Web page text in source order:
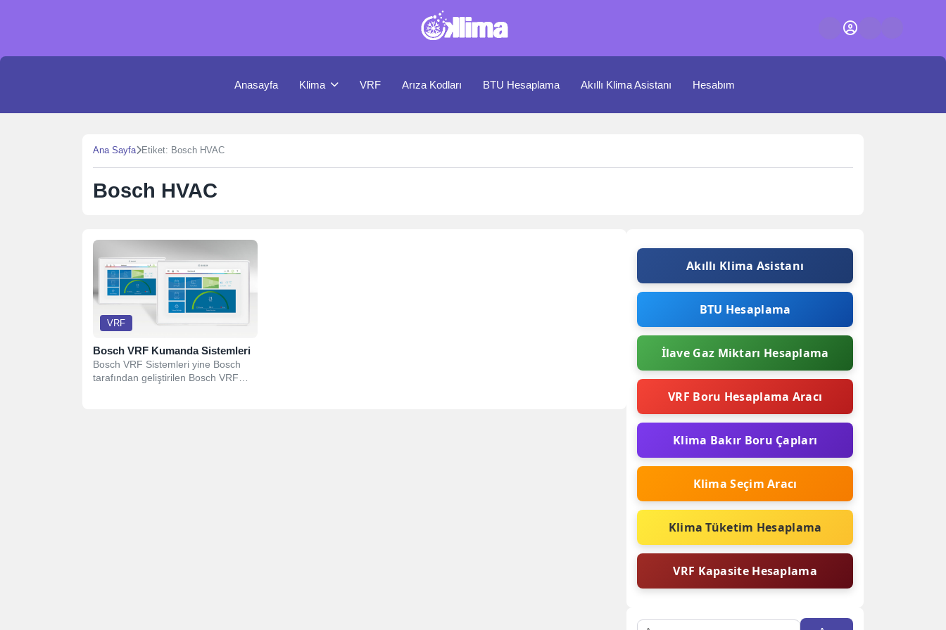
Anasayfa Klima VRF Arıza Kodları BTU Hesaplama Akıllı Klima Asistanı Hesabım
Ana Sayfa Etiket: Bosch HVAC
Bosch HVAC
VRF
Bosch VRF Kumanda Sistemleri
Bosch VRF Sistemleri yine Bosch
tarafından geliştirilen Bosch VRF
Akıllı Klima Asistanı
BTU Hesaplama
İlave Gaz Miktarı Hesaplama
VRF Boru Hesaplama Aracı
Klima Bakır Boru Çapları
Klima Seçim Aracı
Klima Tüketim Hesaplama
VRF Kapasite Hesaplama
Arama: